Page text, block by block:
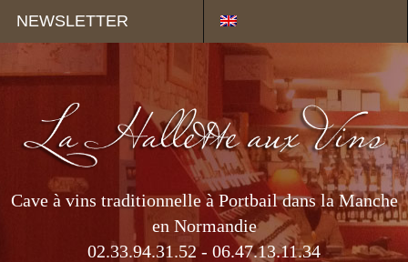
NEWSLETTER
Cave à vins traditionnelle à Portbail dans la Manche
en Normandie
02.33.94.31.52 - 06.47.13.11.34
Panneau de gestion des cookies